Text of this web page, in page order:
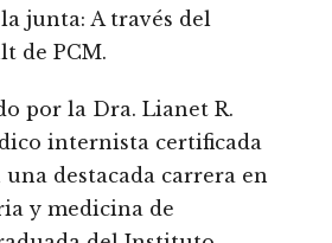
junta: A través del
de PCM.
por la Dra. Lianet R.
internista certificada
destacada carrera en
y medicina de